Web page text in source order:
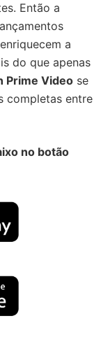
Então a
a
do que apenas
Prime Video se
completas entre
no botão